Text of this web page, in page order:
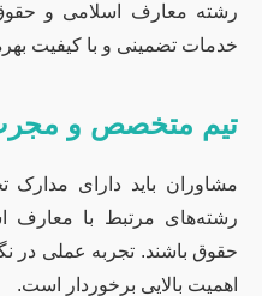
رشته معارف اسلامی و
خدمات تضمینی و با کیفیت
تیم متخصص و
مشاوران باید دارای مدارک
رشته‌های مرتبط با معارف
حقوق باشند. تجربه عملی در
اهمیت بالایی برخوردار است.